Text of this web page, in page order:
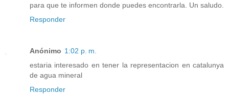
para que te informen donde puedes encontrarla. Un saludo.
Responder
Anónimo 1:02 p. m.
estaria interesado en tener la representacion en catalunya
de agua mineral
Responder